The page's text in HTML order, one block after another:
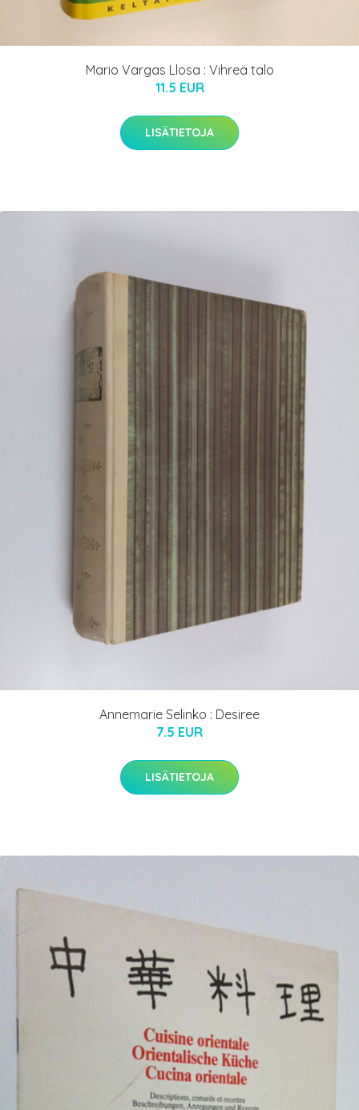
Mario Vargas Llosa : Vihreä talo
11.5 EUR
LISÄTIETOJA
Annemarie Selinko : Desiree
7.5 EUR
LISÄTIETOJA